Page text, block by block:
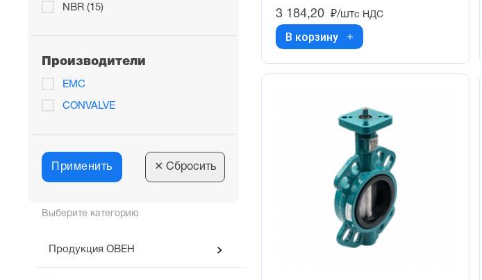
Выберите категорию
Продукция ОВЕН
NBR (15)
Производители
EMC
CONVALVE
Применить ✕ Сбросить
3 184,20 ₽/штс НДС
В корзину